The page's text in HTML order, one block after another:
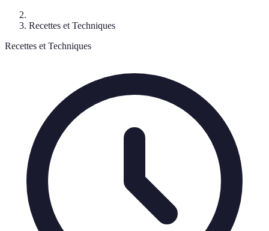
Recettes et Techniques
Recettes et Techniques